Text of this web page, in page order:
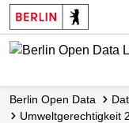
Skip
to
main
Berlin Open Data
Umweltgerechtigkeit